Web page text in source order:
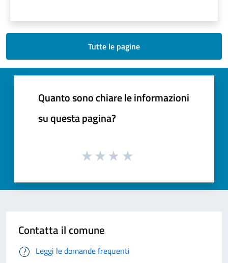
Tutte le pagine
Quanto sono chiare le informazioni
su questa pagina?
Contatta il comune
Leggi le domande frequenti